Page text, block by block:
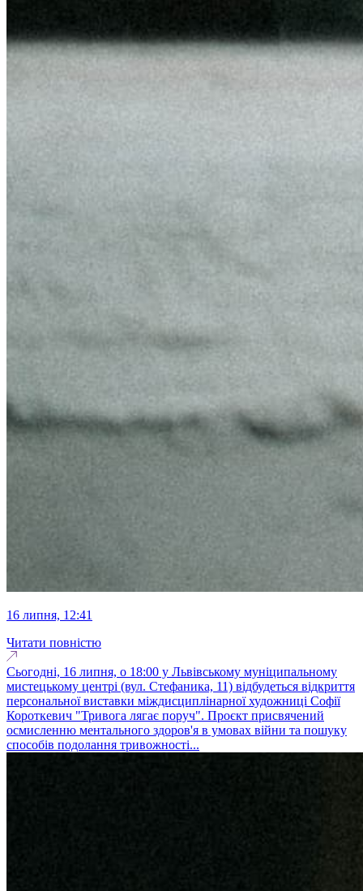
16 липня, 12:41
Читати повністю
Сьогодні, 16 липня, о 18:00 у Львівському муніципальному
мистецькому центрі (вул. Стефаника, 11) відбудеться відкриття
персональної виставки міждисциплінарної художниці Софії
Короткевич "Тривога лягає поруч". Проєкт присвячений
осмисленню ментального здоров'я в умовах війни та пошуку
способів подолання тривожності...